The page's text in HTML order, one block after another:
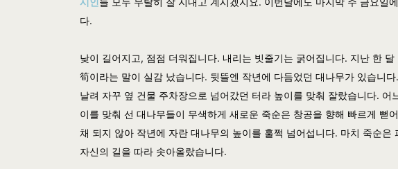
다.
낮이 길어지고, 점점 더워집니다. 내리는 빗줄기는 굵어집니다. 지난 한 달
筍이라는 말이 실감 났습니다. 뒷뜰엔 작년에 다듬었던 대나무가 있습니
날려 자꾸 옆 건물 주차장으로 넘어갔던 터라 높이를 맞춰 잘랐습니다. 어
이를 맞춰 선 대나무들이 무색하게 새로운 죽순은 창공을 향해 빠르게 뻗
채 되지 않아 작년에 자란 대나무의 높이를 훌쩍 넘어섭니다. 마치 죽순은
자신의 길을 따라 솟아올랐습니다.